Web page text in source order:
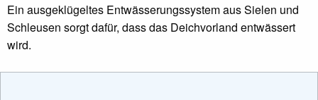
Ein ausgeklügeltes Entwässerungssystem aus Sielen und
Schleusen sorgt dafür, dass das Deichvorland entwässert
wird.